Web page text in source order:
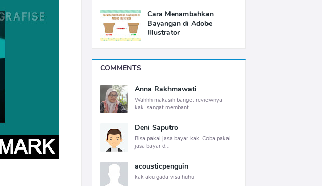
Cara Menambahkan
Bayangan di Adobe
Illustrator
COMMENTS
Anna Rakhmawati
Wahhh makasih banget reviewnya
kak..sangat membant...
Deni Saputro
Bisa pakai jasa bayar kak. Coba pakai
jasa bayar d...
acousticpenguin
kak aku gada visa huhu